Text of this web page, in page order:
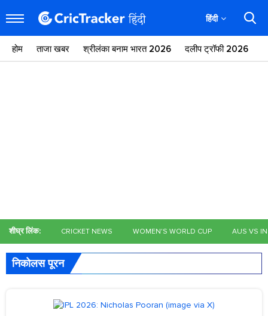
हिंदी
होम ताजा खबर श्रीलंका बनाम भारत 2026 दलीप ट्रॉफी 2026
शीघ्र लिंक: CRICKET NEWS WOMEN'S WORLD CUP AUS VS
निकोलस पूरन